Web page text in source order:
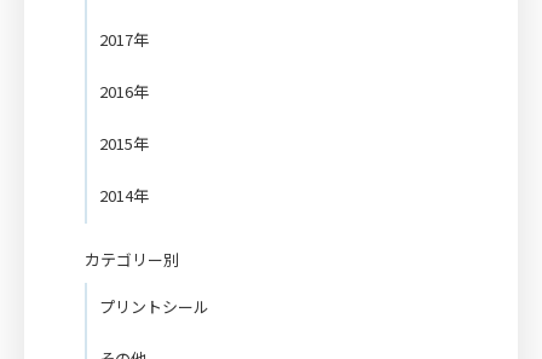
2017年
2016年
2015年
2014年
カテゴリー別
プリントシール